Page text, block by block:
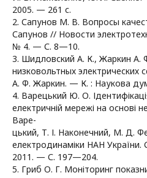
2005. — 261 с.
2. Сапунов М. В. Вопросы
Сапунов // Новости
№ 4. — С. 8—10.
3. Шидловский А. К., Жаркин А.
низковольтных электрических
А. Ф. Жаркин. — К. : Наукова
4. Варецький Ю. О.
електричній мережі на основі
Варе-
цький, Т. І. Наконечний, М. Д.
електродинаміки НАН України.
2011. — С. 197—204.
5. Гриб О. Г. Моніторинг